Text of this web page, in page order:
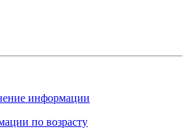
информации
по возрасту